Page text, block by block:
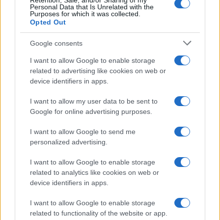
Personal Data that Is Unrelated with the
Purposes for which it was collected.
Opted Out
Google consents
I want to allow Google to enable storage
related to advertising like cookies on web or
device identifiers in apps.
I want to allow my user data to be sent to
Google for online advertising purposes.
I want to allow Google to send me
personalized advertising.
I want to allow Google to enable storage
related to analytics like cookies on web or
device identifiers in apps.
I want to allow Google to enable storage
related to functionality of the website or app.
večera zajele večji del države
V Črni na Koroškem se začenja
jubilejni 70. Koroški turistični
teden s kar 70 dogodki
Koncert skupine Delta Riff na
Festivalu SHOTS prestavljen na
Avgust v Kinu Kulturnega doma
Slovenj Gradec: Filmske
Obvestila
Izklop elektrike: 426. Nadzorništvo Vuzenica - Območje Sv.
pred 12 urami